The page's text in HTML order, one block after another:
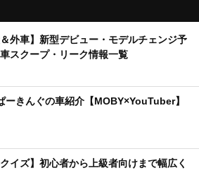
＆外車】新型デビュー・モデルチェンジ予
スクープ・リーク情報一覧
ーきんぐの車紹介【MOBY×YouTuber】
クイズ】初心者から上級者向けまで幅広く